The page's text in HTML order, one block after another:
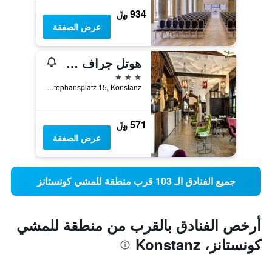
934 ﷼
عرض الصفقة
هوتل جراف زيبيلين
3 نجوم
St. Stephansplatz 15, Konstanz, بادن - فورتمبيرغ, ألمانيا
571 ﷼
عرض الصفقة
جميع الفنادق الـ 103 قرب منطقة للمشي كونستانز
أرخص الفنادق بالقرب من منطقة للمشي
كونستانز، Konstanz